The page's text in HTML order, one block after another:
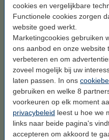
cookies en vergelijkbare
Functionele cookies zorgen
website goed werkt.
Marketingcookies gebruiken
ons aanbod en onze website
verbeteren en om
zoveel mogelijk bij uw
laten passen. In ons
gebruiken en welke 8
voorkeuren op elk moment
privacybeleid leest u hoe we
links naar beide pagina's
accepteren om akkoord te
toner magenta
€ 39,50
Geel meebestellen
123inkt huismerk
toner geel
€ 39,50
Tip: papier meebestellen
123inkt
80 grams FSC®
€ 33,50